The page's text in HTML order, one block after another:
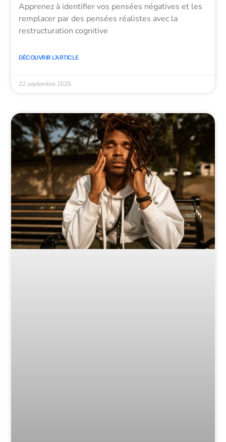
Apprenez à identifier vos pensées négatives et les
remplacer par des pensées réalistes avec la
restructuration cognitive
DÉCOUVRIR L'ARTICLE
22 septembre 2025